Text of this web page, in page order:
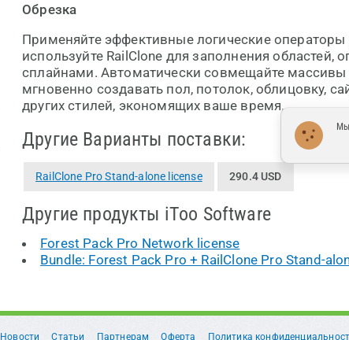
Обрезка
Применяйте эффективные логические
используйте RailClone для заполнения
сплайнами. Автоматически совмещайте массивы
мгновенно создавать пол, потолок, облицовку,
других стилей, экономящих ваше время.
Другие Варианты поставки:
RailClone Pro Stand-alone license 290.4 USD
Другие продукты iToo Software
Forest Pack Pro Network license
Bundle: Forest Pack Pro + RailClone Pro Stand-
Новости Статьи Партнерам Оферта Политика
Мы